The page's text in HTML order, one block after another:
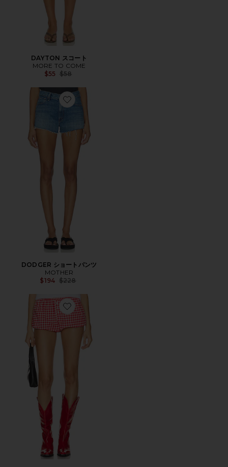
DAYTON スコート
MORE TO COME
$55 Previous price:
$58
Favorite DODGER ショートパンツ
DODGER ショートパンツ
MOTHER
$194 Previous price:
$228
Favorite CID バブルヘムブルーマー